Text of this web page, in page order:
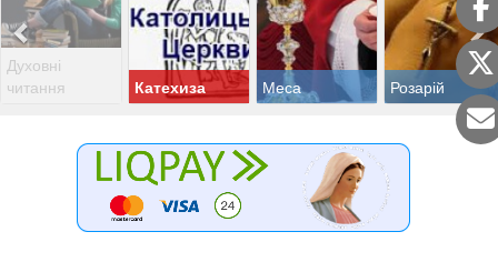
Духовні
читання
Катехиза Меса Розарій